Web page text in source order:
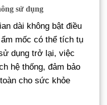
sử dụng
dài không bật điều
mốc có thể tích tụ
dụng trở lại, việc
hệ thống, đảm bảo
cho sức khỏe